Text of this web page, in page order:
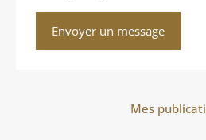
Mes